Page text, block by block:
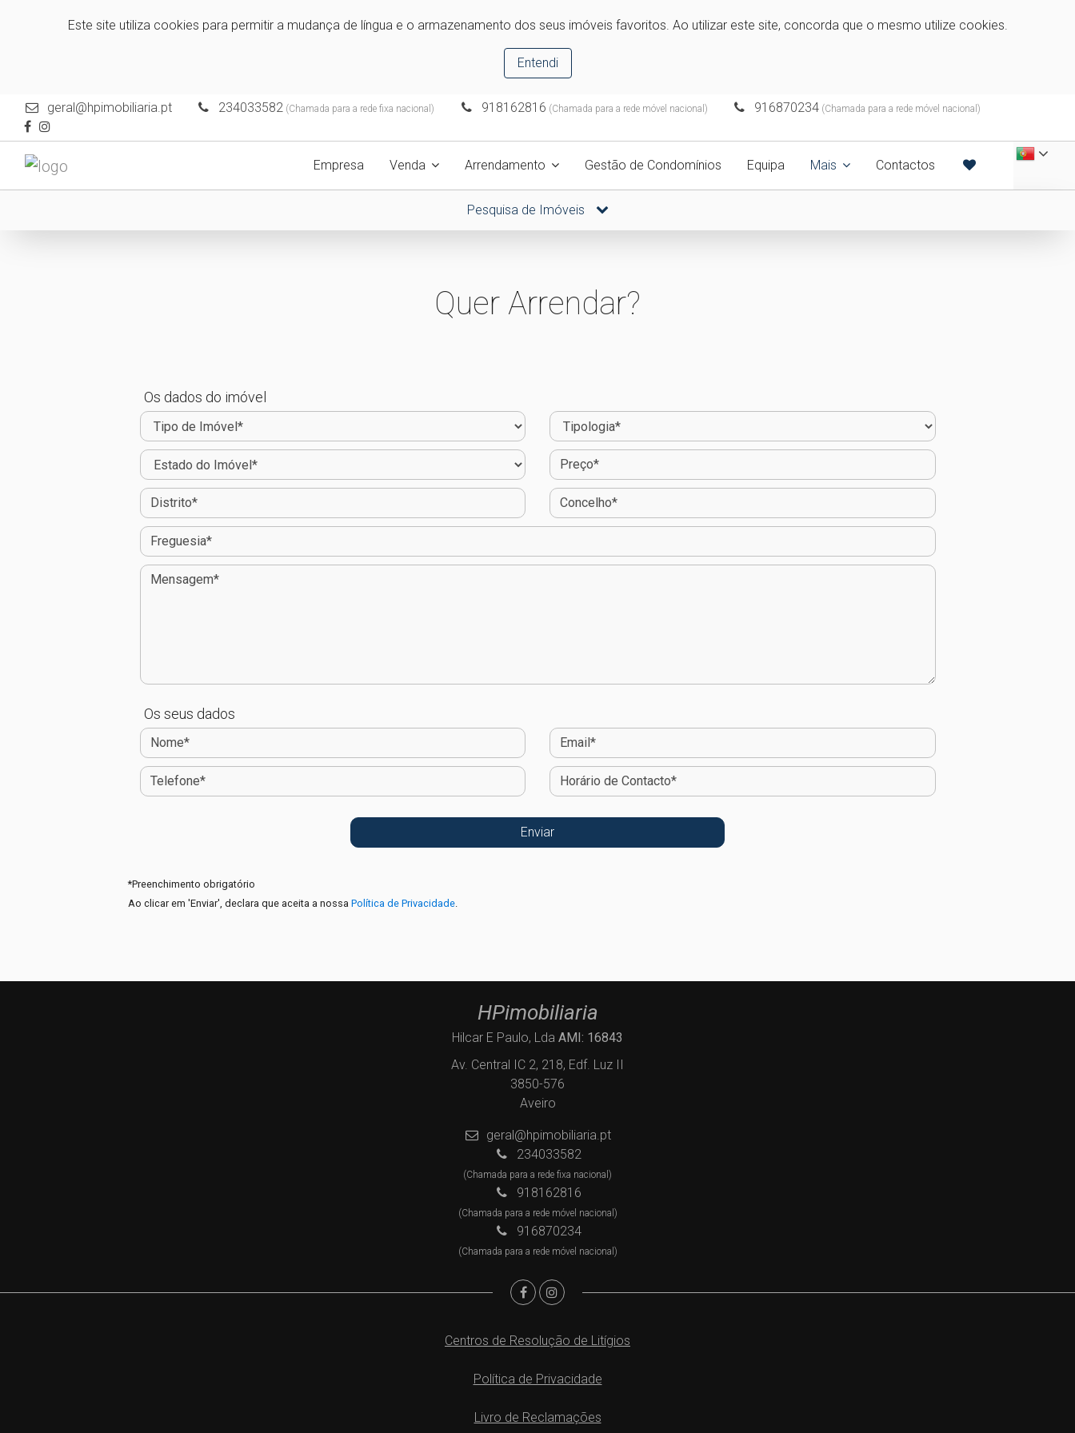
Este site utiliza cookies para permitir a mudança de língua e o armazenamento dos seus imóveis favoritos. Ao utilizar este site, concorda que o mesmo utilize cookies.
Entendi
geral@hpimobiliaria.pt 234033582 (Chamada para a rede fixa nacional) 918162816 (Chamada para a rede móvel nacional) 916870234 (Chamada para a rede móvel nacional)
Empresa Venda Arrendamento Gestão de Condomínios Equipa Mais Contactos
Pesquisa de Imóveis
Quer Arrendar?
Os dados do imóvel
Os seus dados
*Preenchimento obrigatório
Ao clicar em 'Enviar', declara que aceita a nossa Política de Privacidade.
HPimobiliaria
Hilcar E Paulo, Lda AMI: 16843
Av. Central IC 2, 218, Edf. Luz II
3850-576
Aveiro
geral@hpimobiliaria.pt
234033582
(Chamada para a rede fixa nacional)
918162816
(Chamada para a rede móvel nacional)
916870234
(Chamada para a rede móvel nacional)
Centros de Resolução de Litígios
Política de Privacidade
Livro de Reclamações